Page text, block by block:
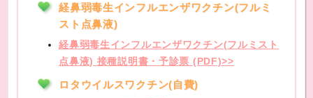
経鼻弱毒生インフルエンザワクチン(フルミ
スト点鼻液)
経鼻弱毒生インフルエンザワクチン(フルミスト
点鼻液) 接種説明書・予診票 (PDF)>>
ロタウイルスワクチン(自費)